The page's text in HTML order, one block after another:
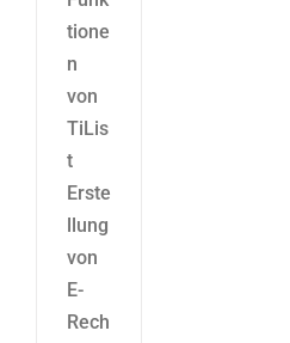
tione
n
von
TiLis
t
Erste
llung
von
E-
Rech